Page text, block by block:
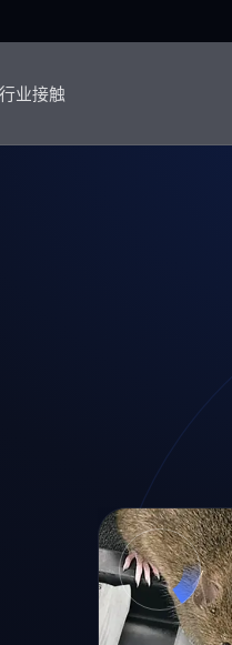
行业接触